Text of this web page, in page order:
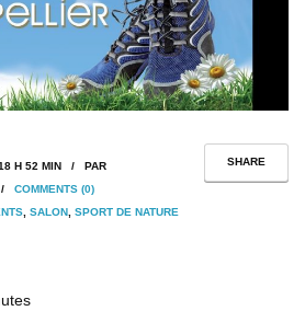
SHARE
H 52 MIN / PAR
COMMENTS (0)
SALON SPORT DE NATURE